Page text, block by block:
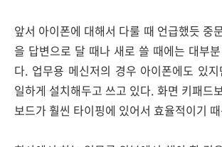
앞서 아이폰에 대해서 다룰 때 언급했듯 중
을 답변으로 달 때나 새로 쓸 때에는 대부
다. 업무용 메신저의 경우 아이폰에도 있
일하게 설치해두고 쓰고 있다. 화면 키패드
보드가 훨씬 타이핑에 있어서 효율적이기